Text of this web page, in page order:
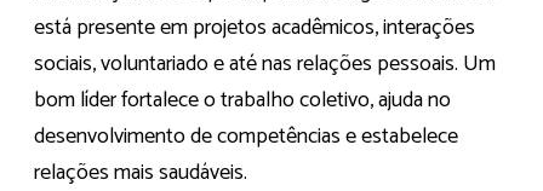
está presente em projetos acadêmicos, interações
sociais, voluntariado e até nas relações pessoais. Um
bom líder fortalece o trabalho coletivo, ajuda no
desenvolvimento de competências e estabelece
relações mais saudáveis.